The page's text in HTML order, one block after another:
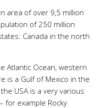
area of over 9,5 million
of 250 million
Canada in the north
Atlantic Ocean, western
is a Gulf of Mexico in the
USA is a very various
for example Rocky